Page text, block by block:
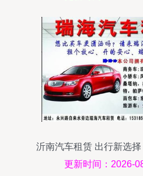
沂南汽车租赁 出行新选
更新时间：2026-